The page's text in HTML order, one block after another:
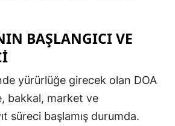
BAŞLANGICI VE
yürürlüğe girecek olan DOA
bakkal, market ve
süreci başlamış durumda.